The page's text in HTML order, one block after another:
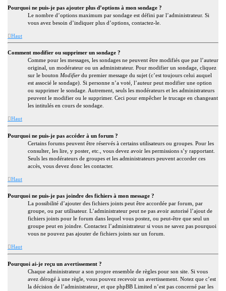
Pourquoi ne puis-je pas ajouter plus d’options à mon sondage ?
Le nombre d’options maximum par sondage est défini par l’administrateur. Si
vous avez besoin d’indiquer plus d’options, contactez-le.
Haut
Comment modifier ou supprimer un sondage ?
Comme pour les messages, les sondages ne peuvent être modifiés que par l’auteur
original, un modérateur ou un administrateur. Pour modifier un sondage, cliquez
sur le bouton Modifierdu premier message du sujet (c’est toujours celui auquel
est associé le sondage). Si personne n’a voté, l’auteur peut modifier une option
ou supprimer le sondage. Autrement, seuls les modérateurs et les administrateurs
peuvent le modifier ou le supprimer. Ceci pour empêcher le trucage en changeant
les intitulés en cours de sondage.
Haut
Pourquoi ne puis-je pas accéder à un forum ?
Certains forums peuvent être réservés à certains utilisateurs ou groupes. Pour les
consulter, les lire, y poster, etc., vous devez avoir les permissions s’y rapportant.
Seuls les modérateurs de groupes et les administrateurs peuvent accorder ces
accès, vous devez donc les contacter.
Haut
Pourquoi ne puis-je pas joindre des fichiers à mon message ?
La possibilité d’ajouter des fichiers joints peut être accordée par forum, par
groupe, ou par utilisateur. L’administrateur peut ne pas avoir autorisé l’ajout de
fichiers joints pour le forum dans lequel vous postez, ou peut-être que seul un
groupe peut en joindre. Contactez l’administrateur si vous ne savez pas pourquoi
vous ne pouvez pas ajouter de fichiers joints sur un forum.
Haut
Pourquoi ai-je reçu un avertissement ?
Chaque administrateur a son propre ensemble de règles pour son site. Si vous
avez dérogé à une règle, vous pouvez recevoir un avertissement. Notez que c’est
la décision de l’administrateur, et que phpBB Limited n’est pas concerné par les